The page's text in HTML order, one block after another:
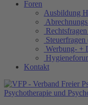
Foren
Ausbildung
Werbung- +
Kontakt